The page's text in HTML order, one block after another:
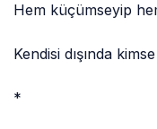
Hem küçümseyip
Kendisi dışında
*